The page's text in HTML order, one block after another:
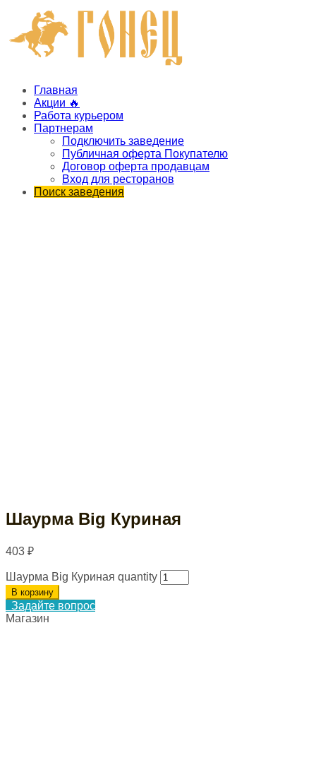
Главная
Акции 🔥
Работа курьером
Партнерам
Подключить заведение
Публичная оферта Покупателю
Договор оферта продавцам
Вход для ресторанов
Поиск заведения
Шаурма Big Куриная
403 ₽
Шаурма Big Куриная quantity
В корзину
Задайте вопрос
Магазин